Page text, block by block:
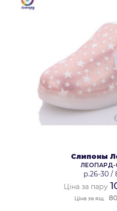
Слипоны
ЛЕОПАРД-
р.26-30/
Ціна за пару
Ціна за ящ.